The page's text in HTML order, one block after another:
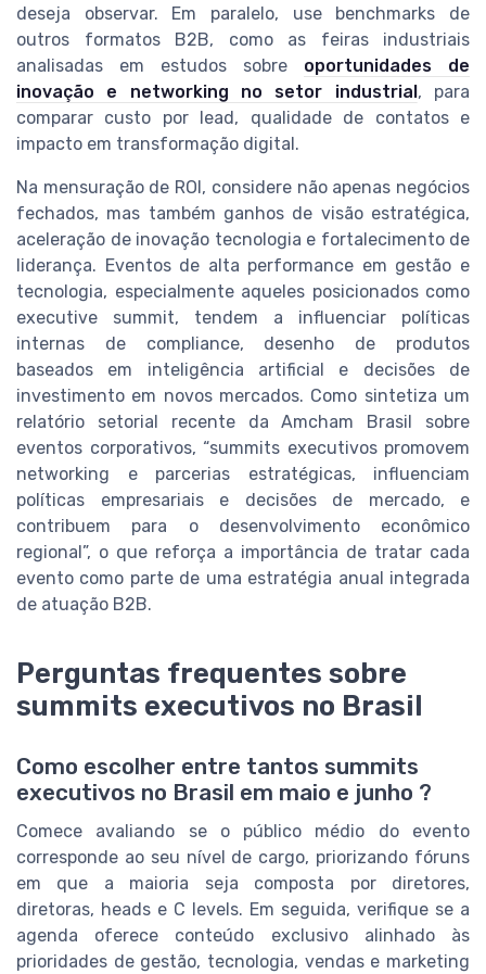
deseja observar. Em paralelo, use benchmarks de
outros formatos B2B, como as feiras industriais
analisadas em estudos sobre oportunidades de
inovação e networking no setor industrial , para
comparar custo por lead, qualidade de contatos e
impacto em transformação digital.
Na mensuração de ROI, considere não apenas negócios
fechados, mas também ganhos de visão estratégica,
aceleração de inovação tecnologia e fortalecimento de
liderança. Eventos de alta performance em gestão e
tecnologia, especialmente aqueles posicionados como
executive summit, tendem a influenciar políticas
internas de compliance, desenho de produtos
baseados em inteligência artificial e decisões de
investimento em novos mercados. Como sintetiza um
relatório setorial recente da Amcham Brasil sobre
eventos corporativos, “summits executivos promovem
networking e parcerias estratégicas, influenciam
políticas empresariais e decisões de mercado, e
contribuem para o desenvolvimento econômico
regional”, o que reforça a importância de tratar cada
evento como parte de uma estratégia anual integrada
de atuação B2B.
Perguntas frequentes sobre
summits executivos no Brasil
Como escolher entre tantos summits
executivos no Brasil em maio e junho ?
Comece avaliando se o público médio do evento
corresponde ao seu nível de cargo, priorizando fóruns
em que a maioria seja composta por diretores,
diretoras, heads e C levels. Em seguida, verifique se a
agenda oferece conteúdo exclusivo alinhado às
prioridades de gestão, tecnologia, vendas e marketing